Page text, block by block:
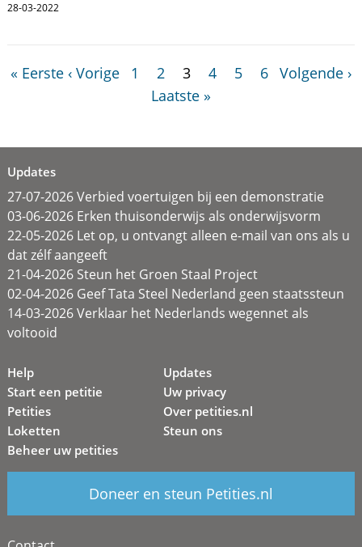
28-03-2022
« Eerste ‹ Vorige 1 2 3 4 5 6 Volgende ›
Laatste »
Updates
27-07-2026 Verbied voertuigen bij een demonstratie
03-06-2026 Erken thuisonderwijs als onderwijsvorm
22-05-2026 Let op, u ontvangt alleen e-mail van ons als u
dat zélf aangeeft
21-04-2026 Steun het Groen Staal Project
02-04-2026 Geef Tata Steel Nederland geen staatssteun
14-03-2026 Verklaar het Nederlands wegennet als
voltooid
Help
Start een petitie
Petities
Loketten
Beheer uw petities
Updates
Uw privacy
Over petities.nl
Steun ons
Doneer en steun Petities.nl